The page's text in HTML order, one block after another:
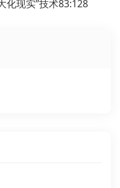
现实”技术83:128